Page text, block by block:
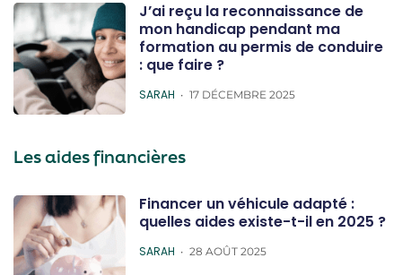
J’ai reçu la reconnaissance de
mon handicap pendant ma
formation au permis de conduire
: que faire ?
POSTED
SARAH 17 DÉCEMBRE 2025
Les aides financières
Financer un véhicule adapté :
quelles aides existe-t-il en 2025 ?
POSTED
SARAH 28 AOÛT 2025